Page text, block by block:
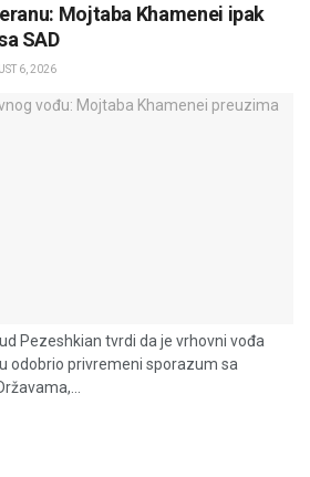
Mojtaba Khamenei ipak
SAD
6, 2026
Pezeshkian tvrdi da je vrhovni vođa
odobrio privremeni sporazum sa